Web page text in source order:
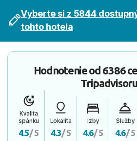
Vyberte si z 5844
tohto hotela
Hodnotenie od 6386
Tripadvisoru
Kvalita
spánku
4.5/ 5
Lokalita
4.3/ 5
Izby
4.6/ 5
Služby
4.6/ 5